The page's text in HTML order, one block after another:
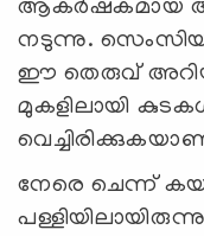
ആകര്‍ഷകമായ
നടുന്നു.
ഈ തെരുവ്
മുകളിലായി
നേരെ ചെന്ന്